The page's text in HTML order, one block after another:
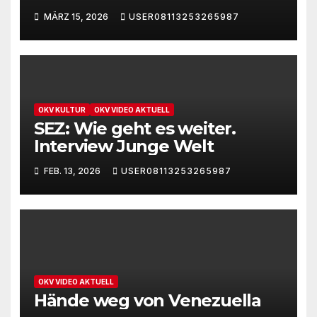
und Klaus Hartmann: Die
Zerstörung des Völkerrechts
MÄRZ 15, 2026 USER08113253265987
OKV KULTUR OKV VIDEO AKTUELL
SEZ: Wie geht es weiter.
Interview Junge Welt
FEB. 13, 2026 USER08113253265987
OKV VIDEO AKTUELL
Hände weg von Venezuella